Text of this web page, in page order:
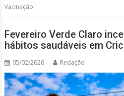
Vacinação
Fevereiro Verde Claro
hábitos saudáveis em
05/02/2026 Redação